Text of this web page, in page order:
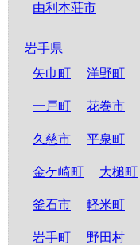
由利本荘市
岩手県
矢巾町
洋野町
一戸町 花巻市
久慈市 平泉町
金ケ崎町 大槌町
釜石市 軽米町
岩手町 野田村